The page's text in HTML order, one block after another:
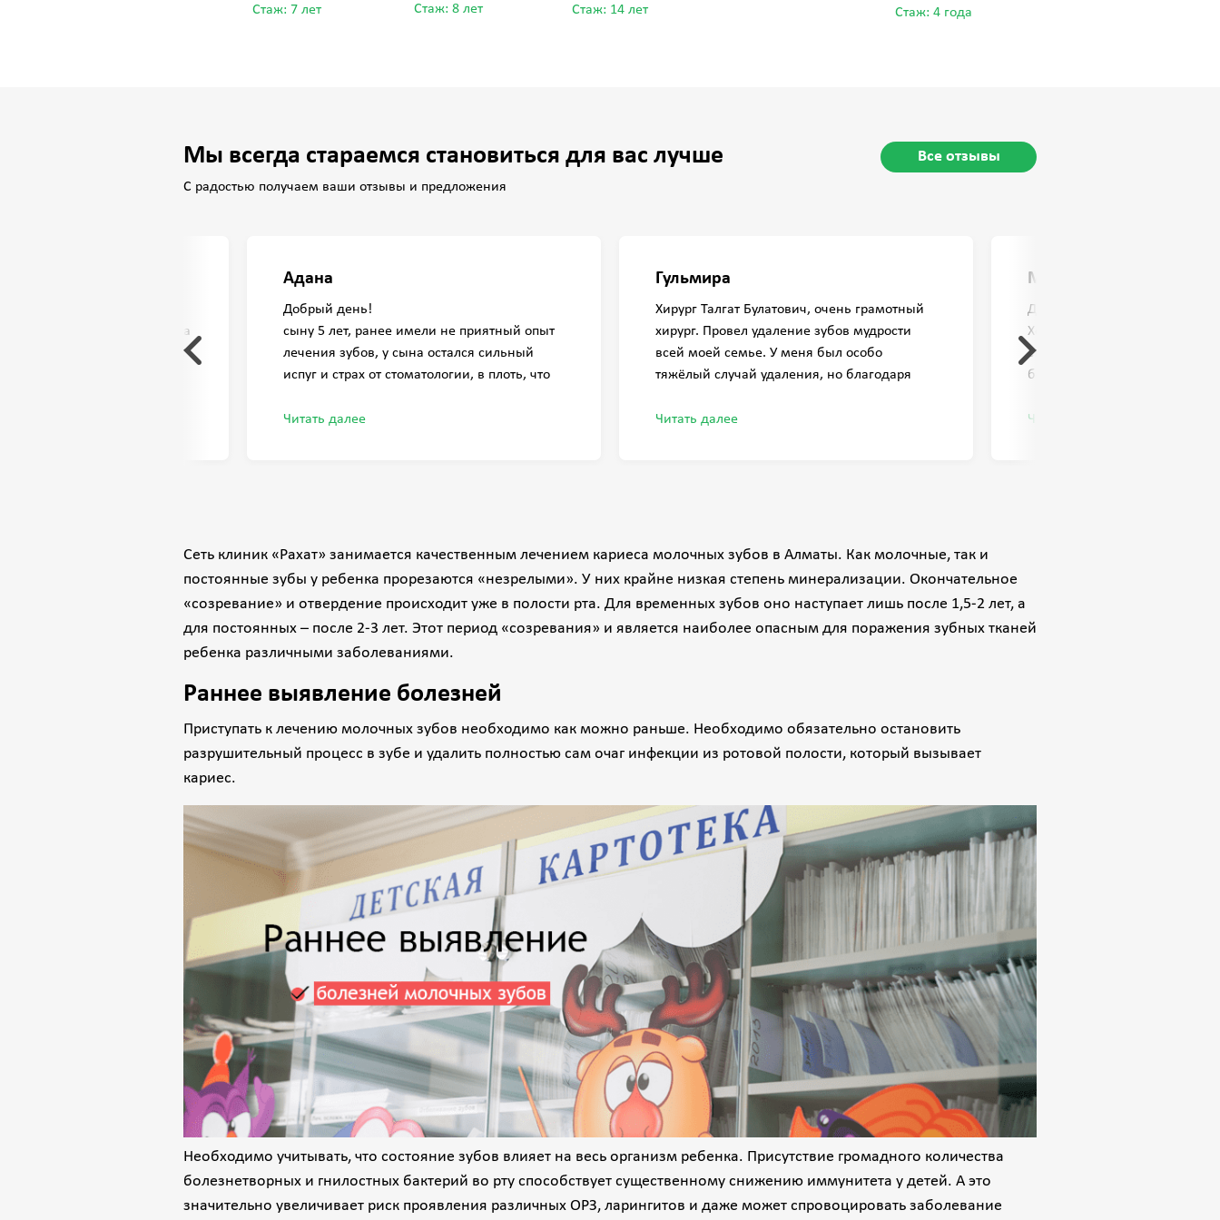
Стаж: 7 лет
Стаж: 8 лет
Стаж: 14 лет
Стаж: 4 года
Мы всегда стараемся становиться для вас лучше
С радостью получаем ваши отзывы и предложения
Все отзывы
и его ассистента за
не заставил себя ждать.
Адана
Добрый день!
сыну 5 лет, ранее имели не приятный опыт
лечения зубов, у сына остался сильный
испуг и страх от стоматологии, в плоть, что
пришли в стоматологию РАХАТ, по
глубоким кариесом, а на второй день сын к
нему вернулся и настолько уже доверился,
мультик и хотел вернуться к нему еще и в
воскресенье.
честно очень благодарна, спасибо что
ребенка, уверена с такими врачами и
сервисом у наших детей будет лучшее
будущее! искренне очень благодарны,
Читать далее
Гульмира
Хирург Талгат Булатович, очень грамотный
хирург. Провел удаление зубов мудрости
всей моей семье. У меня был особо
тяжёлый случай удаления, но благодаря
отлично!
Читать далее
Михаил
Добрый день!
Хочу выразить свою
стоматологу Шипуновой
безупречное качество
метод лечения помог мне, я
Читать далее
Сеть клиник «Рахат» занимается качественным лечением кариеса молочных зубов в Алматы. Как молочные, так и
постоянные зубы у ребенка прорезаются «незрелыми». У них крайне низкая степень минерализации. Окончательное
«созревание» и отвердение происходит уже в полости рта. Для временных зубов оно наступает лишь после 1,5-2 лет, а
для постоянных – после 2-3 лет. Этот период «созревания» и является наиболее опасным для поражения зубных тканей
ребенка различными заболеваниями.
Раннее выявление болезней
Приступать к лечению молочных зубов необходимо как можно раньше. Необходимо обязательно остановить
разрушительный процесс в зубе и удалить полностью сам очаг инфекции из ротовой полости, который вызывает
кариес.
Необходимо учитывать, что состояние зубов влияет на весь организм ребенка. Присутствие громадного количества
болезнетворных и гнилостных бактерий во рту способствует существенному снижению иммунитета у детей. А это
значительно увеличивает риск проявления различных ОРЗ, ларингитов и даже может спровоцировать заболевание